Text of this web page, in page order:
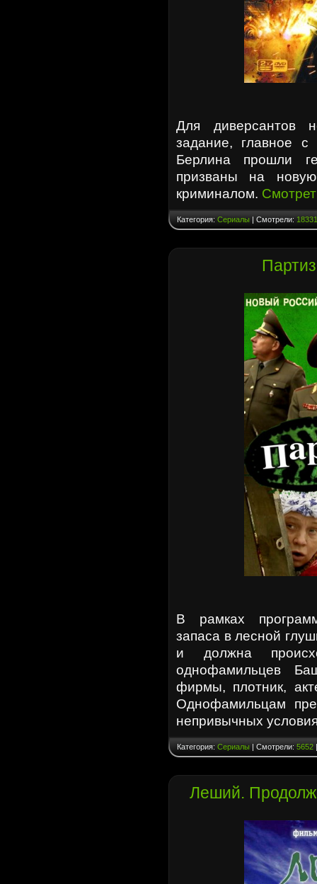
Для диверсантов
задание, главное
Берлина прошли
призваны на
криминалом.
Категория: Сериалы | Смотрели: 18331
В рамках
запаса в лесной
и должна
однофамильцев
фирмы, плотник,
Однофамильцам
непривычных
Категория: Сериалы | Смотрели: 5652
Леший.